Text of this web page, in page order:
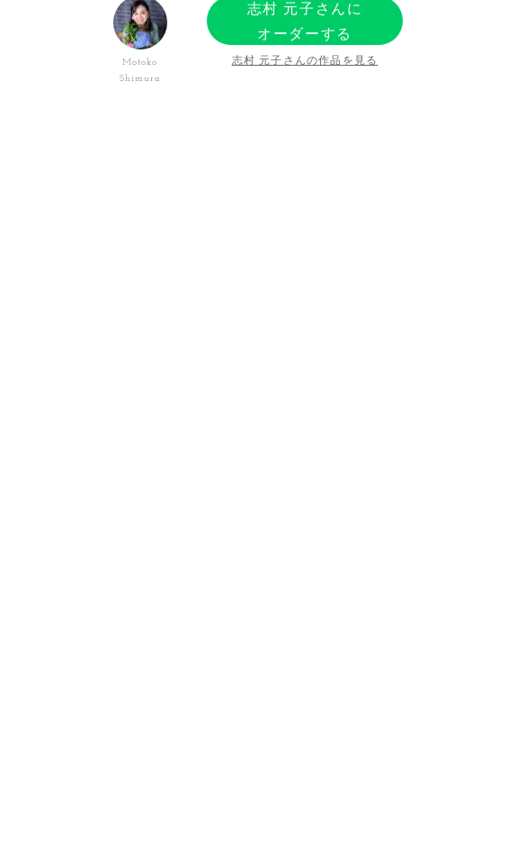
Motoko
Shimura
志村 元子さんに
オーダーする
志村 元子さんの作品を見る